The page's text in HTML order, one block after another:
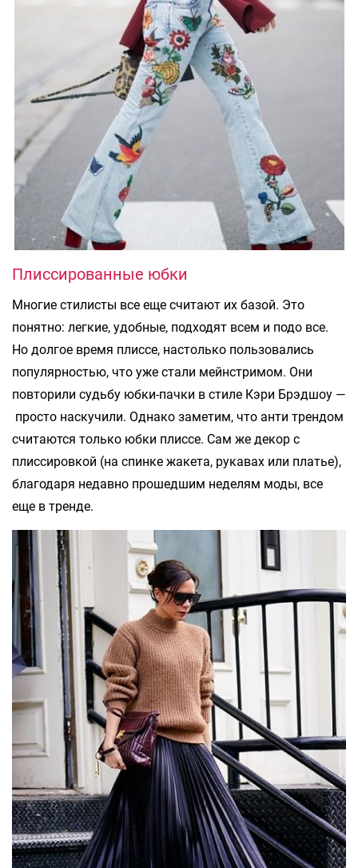
Плиссированные юбки
Многие стилисты все еще считают их базой. Это
понятно: легкие, удобные, подходят всем и подо все.
Но долгое время плиссе, настолько пользовались
популярностью, что уже стали мейнстримом. Они
повторили судьбу юбки-пачки в стиле Кэри Брэдшоу —
просто наскучили. Однако заметим, что анти трендом
считаются только юбки плиссе. Сам же декор с
плиссировкой (на спинке жакета, рукавах или платье),
благодаря недавно прошедшим неделям моды, все
еще в тренде.